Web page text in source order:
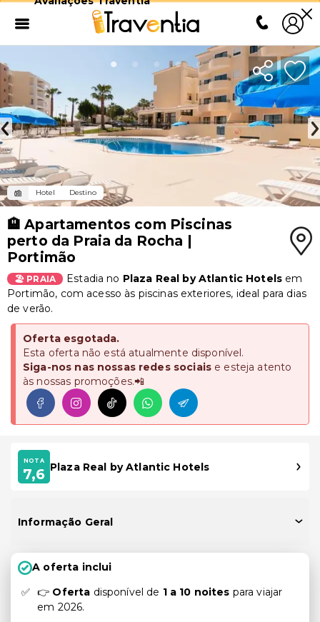
Hotel Destino
🏨 Apartamentos com Piscinas
perto da Praia da Rocha |
Portimão
🏖️ PRAIA Estadia no Plaza Real by Atlantic Hotels em
Portimão, com acesso às piscinas exteriores, ideal para dias
de verão.
Oferta esgotada.
Esta oferta não está atualmente disponível.
Siga-nos nas nossas redes sociaise esteja atento
às nossas promoções.📲
NOTA
7,6 Plaza Real by Atlantic Hotels
Informação Geral
A oferta inclui
👉 Oferta disponível de 1 a 10 noites para viajar
em 2026.